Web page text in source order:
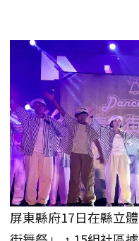
屏東縣府17日在縣立